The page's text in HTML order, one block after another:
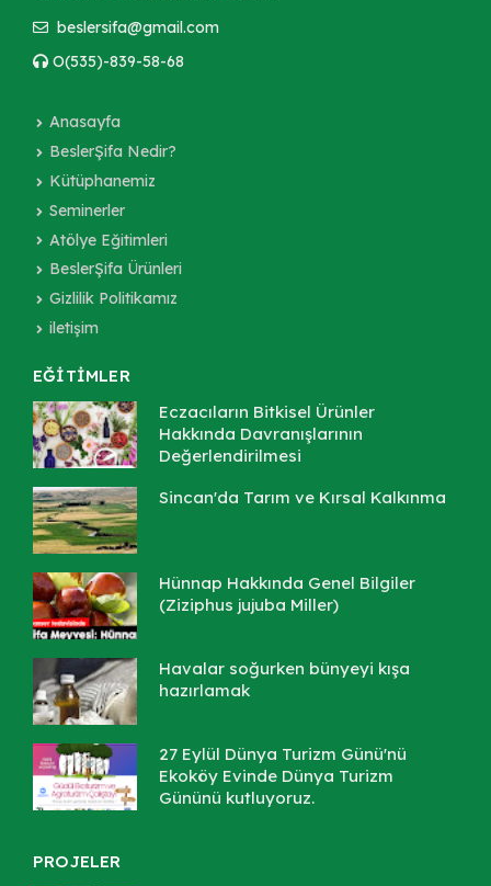
beslersifa@gmail.com
O(535)-839-58-68
Anasayfa
BeslerŞifa Nedir?
Kütüphanemiz
Seminerler
Atölye Eğitimleri
BeslerŞifa Ürünleri
Gizlilik Politikamız
iletişim
EĞİTİMLER
Eczacıların Bitkisel Ürünler
Hakkında Davranışlarının
Değerlendirilmesi
Sincan'da Tarım ve Kırsal Kalkınma
Hünnap Hakkında Genel Bilgiler
(Ziziphus jujuba Miller)
Havalar soğurken bünyeyi kışa
hazırlamak
27 Eylül Dünya Turizm Günü'nü
Ekoköy Evinde Dünya Turizm
Gününü kutluyoruz.
PROJELER